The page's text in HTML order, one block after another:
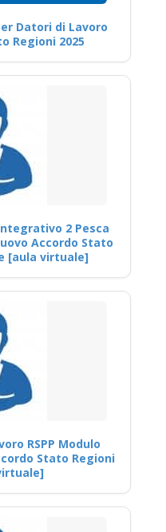
Datori di Lavoro
Regioni 2025
2 Pesca
Accordo Stato
[aula virtuale]
RSPP Modulo
Stato Regioni